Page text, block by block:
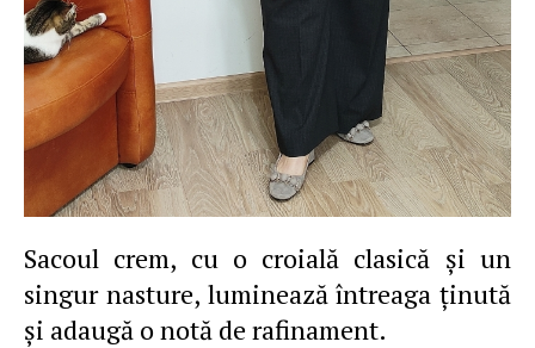
Sacoul crem, cu o croială clasică şi un
singur nasture, luminează întreaga ţinută
şi adaugă o notă de rafinament.